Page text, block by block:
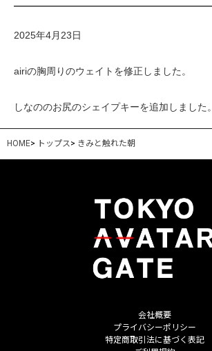
2025年4月23日
airiの胸周りのウェイトを修正しました。
しなののお尻のシェイプキーを追加しました。
HOME> トップス> きみと触れた朝
会社概要
プライバシーポリシー
特定商取引法に基づく表記